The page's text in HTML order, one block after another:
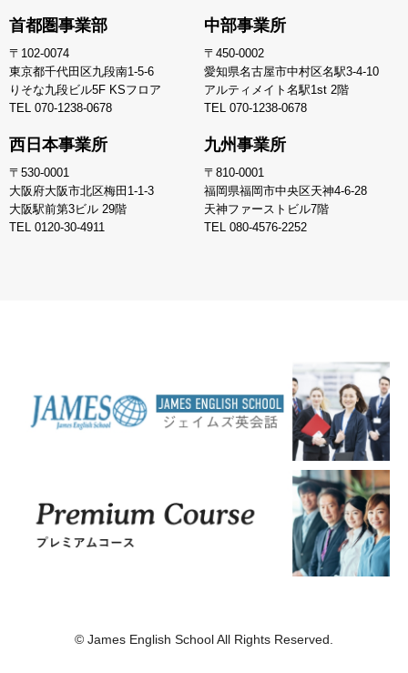
首都圏事業部
〒102-0074
東京都千代田区九段南1-5-6
りそな九段ビル5F KSフロア
TEL 070-1238-0678
中部事業所
〒450-0002
愛知県名古屋市中村区名駅3-4-10
アルティメイト名駅1st 2階
TEL 070-1238-0678
西日本事業所
〒530-0001
大阪府大阪市北区梅田1-1-3
大阪駅前第3ビル 29階
TEL 0120-30-4911
九州事業所
〒810-0001
福岡県福岡市中央区天神4-6-28
天神ファーストビル7階
TEL 080-4576-2252
© James English School All Rights Reserved.